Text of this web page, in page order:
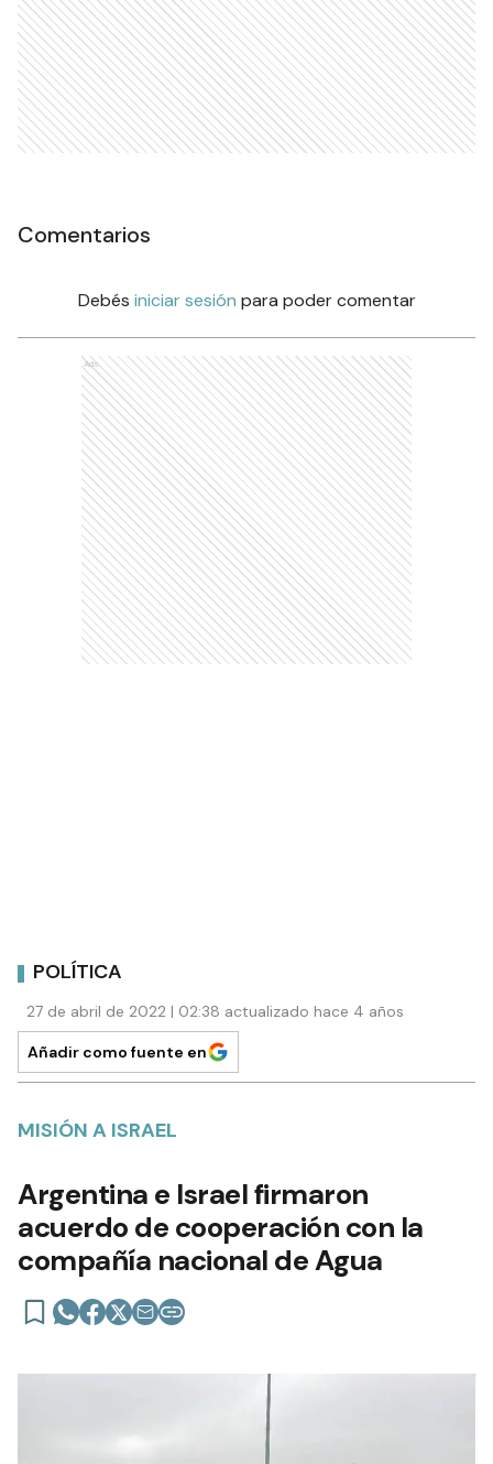
Comentarios
Debés iniciar sesión para poder comentar
Ads
POLÍTICA
27 de abril de 2022 | 02:38 actualizado hace 4 años
Añadir como fuente en
MISIÓN A ISRAEL
Argentina e Israel firmaron
acuerdo de cooperación con la
compañía nacional de Agua